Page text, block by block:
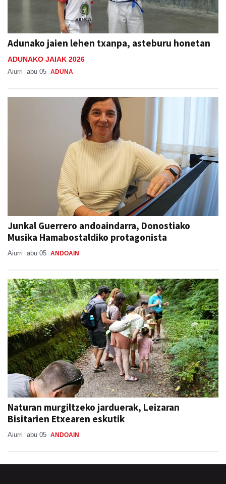
Adunako jaien lehen txanpa, asteburu honetan
ADUNAKO JAIAK 2026
Aiurri abu 05 ADUNA
Junkal Guerrero andoaindarra, Donostiako
Musika Hamabostaldiko protagonista
Aiurri abu 05 ANDOAIN
Naturan murgiltzeko jarduerak, Leizaran
Bisitarien Etxearen eskutik
Aiurri abu 05 ANDOAIN